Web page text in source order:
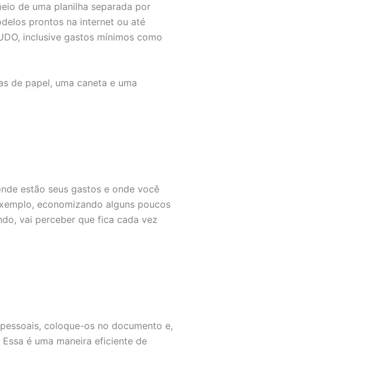
de uma planilha separada por
prontos na internet ou até
inclusive gastos mínimos como
de papel, uma caneta e uma
estão seus gastos e onde você
economizando alguns poucos
vai perceber que fica cada vez
coloque-os no documento e,
é uma maneira eficiente de